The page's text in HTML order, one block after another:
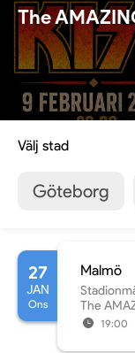
The
Välj stad
Göteborg
27
JAN
Ons
Malmö
The
19:00